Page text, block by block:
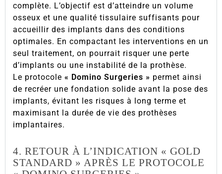
complète. L’objectif est d’atteindre un volume
osseux et une qualité tissulaire suffisants pour
accueillir des implants dans des conditions
optimales. En compactant les interventions en un
seul traitement, on pourrait risquer une perte
d’implants ou une instabilité de la prothèse.
Le protocole « Domino Surgeries » permet ainsi
de recréer une fondation solide avant la pose des
implants, évitant les risques à long terme et
maximisant la durée de vie des prothèses
implantaires.
4. RETOUR À L’INDICATION « GOLD
STANDARD » APRÈS LE PROTOCOLE